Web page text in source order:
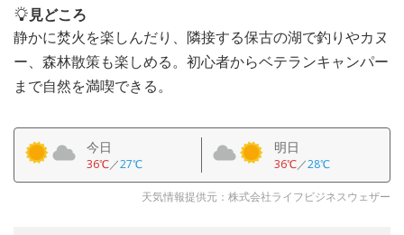
見どころ
静かに焚火を楽しんだり、隣接する保古の湖で釣りやカヌ
ー、森林散策も楽しめる。初心者からベテランキャンパー
まで自然を満喫できる。
今日
36℃／27℃
明日
36℃／28℃
天気情報提供元：株式会社ライフビジネスウェザー